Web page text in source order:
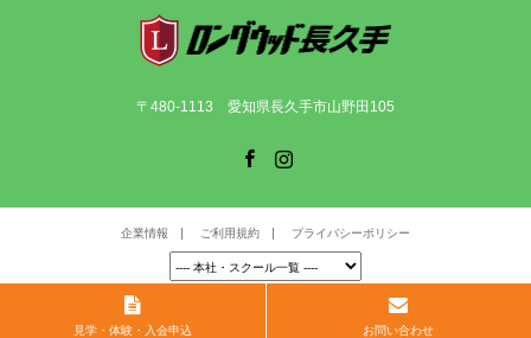
〒480-1113 愛知県長久手市山野田105
企業情報 ご利用規約 プライバシーポリシー
© ロングウッド長久手 . All Rights Reserved.
見学・体験・入会申込 お問い合わせ